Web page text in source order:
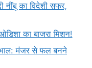
नींबू का विदेशी सफर,
का बाजरा मिशन!
मंजर से फल बनने